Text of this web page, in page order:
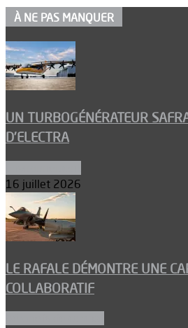
À NE PAS MANQUER
UN TURBOGÉNÉRATEUR
D’ELECTRA
16 juillet 2026
LE RAFALE DÉMONTRE UNE
COLLABORATIF